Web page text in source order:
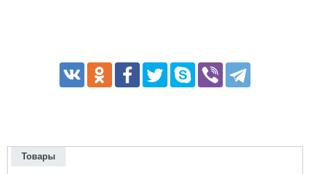
Товары